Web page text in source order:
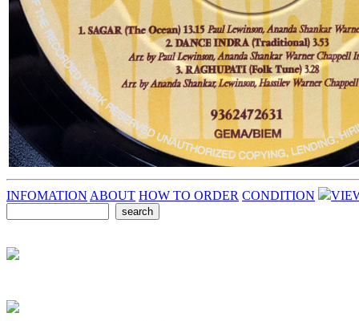
INFOMATION ABOUT HOW TO ORDER CONDITION